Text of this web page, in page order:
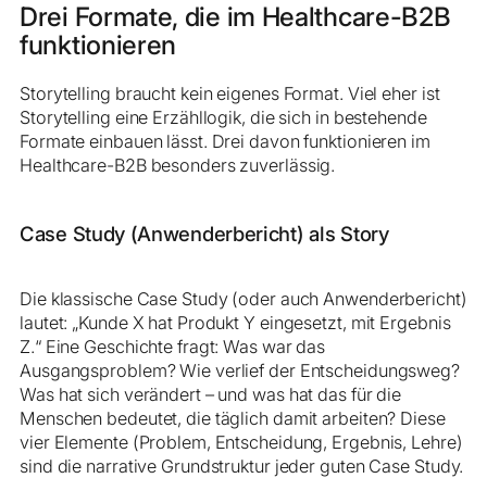
Drei Formate, die im Healthcare-B2B
funktionieren
Storytelling braucht kein eigenes Format. Viel eher ist
Storytelling eine Erzähllogik, die sich in bestehende
Formate einbauen lässt. Drei davon funktionieren im
Healthcare-B2B besonders zuverlässig.
Case Study (Anwenderbericht) als Story
Die klassische Case Study (oder auch Anwenderbericht)
lautet: „Kunde X hat Produkt Y eingesetzt, mit Ergebnis
Z.“ Eine Geschichte fragt: Was war das
Ausgangsproblem? Wie verlief der Entscheidungsweg?
Was hat sich verändert – und was hat das für die
Menschen bedeutet, die täglich damit arbeiten? Diese
vier Elemente (Problem, Entscheidung, Ergebnis, Lehre)
sind die narrative Grundstruktur jeder guten Case Study.